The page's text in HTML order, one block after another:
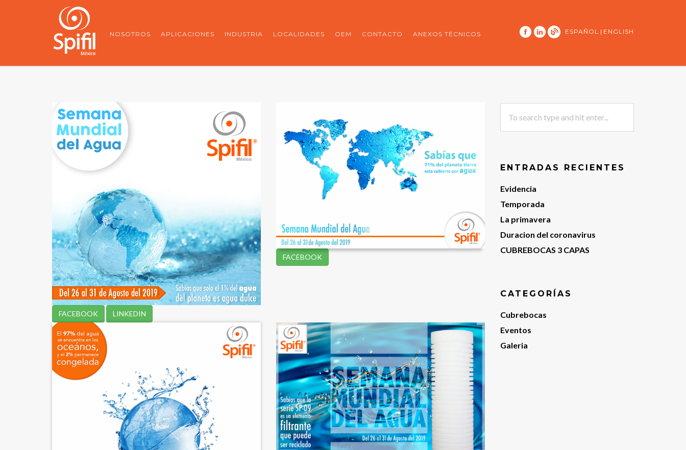
NOSOTROS APLICACIONES INDUSTRIA LOCALIDADES OEM CONTACTO ANEXOS TÉCNICOS ESPAÑOL | ENGLISH
FACEBOOK LINKEDIN
FACEBOOK
ENTRADAS RECIENTES
Evidencia
Temporada
La primavera
Duracion del coronavirus
CUBREBOCAS 3 CAPAS
CATEGORÍAS
Cubrebocas
Eventos
Galeria